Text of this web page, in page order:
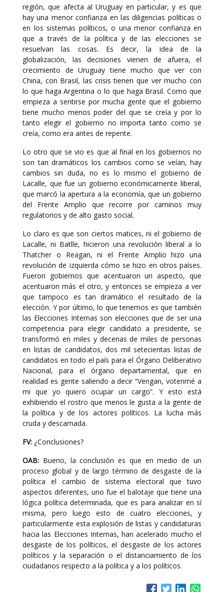
región, que afecta al Uruguay en particular, y es que
hay una menor confianza en las diligencias políticas o
en los sistemas políticos, o una menor confianza en
que a través de la política y de las elecciones se
resuelvan las cosas. Es decir, la idea de la
globalización, las decisiones vienen de afuera, el
crecimiento de Uruguay tiene mucho que ver con
China, con Brasil, las crisis tienen que ver mucho con
lo que haga Argentina o lo que haga Brasil. Como que
empieza a sentirse por mucha gente que el gobierno
tiene mucho menos poder del que se creía y por lo
tanto elegir el gobierno no importa tanto como se
creía, como era antes de repente.
Lo otro que se vio es que al final en los gobiernos no
son tan dramáticos los cambios como se veían, hay
cambios sin duda, no es lo mismo el gobierno de
Lacalle, que fue un gobierno económicamente liberal,
que marcó la apertura a la economía, que un gobierno
del Frente Amplio que recorre por caminos muy
regulatorios y de alto gasto social.
Lo claro es que son ciertos matices, ni el gobierno de
Lacalle, ni Batlle, hicieron una revolución liberal a lo
Thatcher o Reagan, ni el Frente Amplio hizo una
revolución de izquierda cómo se hizo en otros países.
Fueron gobiernos que acentuaron un aspecto, que
acentuaron más el otro, y entonces se empieza a ver
que tampoco es tan dramático el resultado de la
elección. Y por último, lo que tenemos es que también
las Elecciones Internas son elecciones que de ser una
competencia para elegir candidato a presidente, se
transformó en miles y decenas de miles de personas
en listas de candidatos, dos mil setecientas listas de
candidatos en todo el país para el Órgano Deliberativo
Nacional, para el órgano departamental, que en
realidad es gente saliendo a decir “Vengan, votenmé a
mi que yo quiero ocupar un cargo”. Y esto está
exhibiendo el rostro que menos le gusta a la gente de
la política y de los actores políticos. La lucha más
cruda y descarnada.
FV: ¿Conclusiones?
OAB: Bueno, la conclusión es que en medio de un
proceso global y de largo término de desgaste de la
política el cambio de sistema electoral que tuvo
aspectos diferentes, uno fue el balotaje que tiene una
lógica política determinada, que es para analizar en sí
misma, pero luego esto de cuatro elecciones, y
particularmente esta explosión de listas y candidaturas
hacia las Elecciones Internas, han acelerado mucho el
desgaste de los políticos, el desgaste de los actores
políticos y la separación o el distanciamiento de los
ciudadanos respecto a la política y a los políticos.